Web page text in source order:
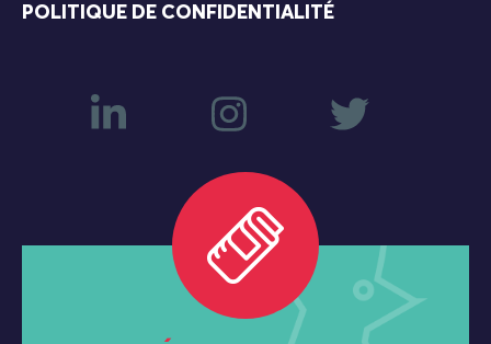
POLITIQUE DE CONFIDENTIALITÉ